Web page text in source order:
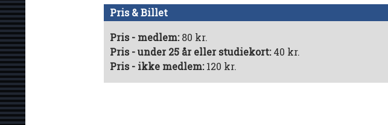
Pris & Billet
Pris - medlem:80 kr.
Pris - under 25 år eller studiekort:40 kr.
Pris - ikke medlem:120 kr.